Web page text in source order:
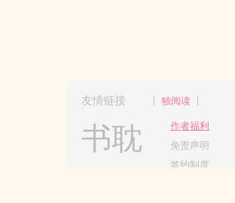
友情链接 独阅读
书耽
作者福利
免责声明
签约制度